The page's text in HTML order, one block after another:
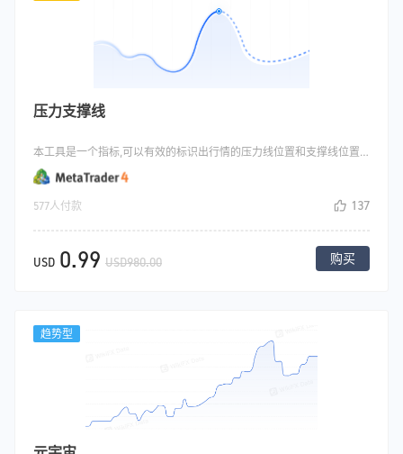
压力支撑线
本工具是一个指标,可以有效的标识出行情的压力线位置和支撑线位置,支撑线:行情跌至某一价位时，多头的认为有利可图，大量买进标的，使价格不再下跌，甚至出现回升趋势。价格下跌时的关卡称为支撑线。压力线(resistance line)又称为阻力线。当价格上涨到某价位附近时，股价会停止上涨，甚至回落，这是因为空方在此抛出造成的。
577人付款 137
USD 0.99 USD980.00 购买
趋势型